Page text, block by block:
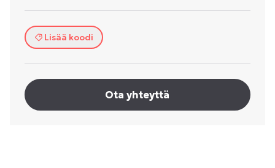
Lisää koodi
Ota yhteyttä